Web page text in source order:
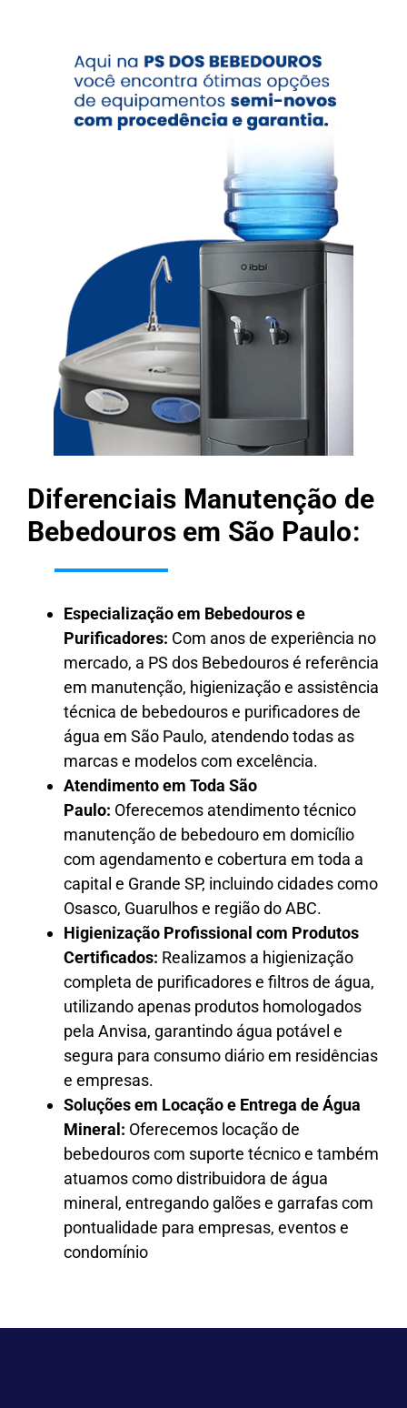
Diferenciais Manutenção de
Bebedouros em São Paulo:
Especialização em Bebedouros e
Purificadores: Com anos de experiência no
mercado, a PS dos Bebedouros é referência
em manutenção, higienização e assistência
técnica de bebedouros e purificadores de
água em São Paulo, atendendo todas as
marcas e modelos com excelência.
Atendimento em Toda São
Paulo: Oferecemos atendimento técnico
manutenção de bebedouro em domicílio
com agendamento e cobertura em toda a
capital e Grande SP, incluindo cidades como
Osasco, Guarulhos e região do ABC.
Higienização Profissional com Produtos
Certificados: Realizamos a higienização
completa de purificadores e filtros de água,
utilizando apenas produtos homologados
pela Anvisa, garantindo água potável e
segura para consumo diário em residências
e empresas.
Soluções em Locação e Entrega de Água
Mineral: Oferecemos locação de
bebedouros com suporte técnico e também
atuamos como distribuidora de água
mineral, entregando galões e garrafas com
pontualidade para empresas, eventos e
condomínio